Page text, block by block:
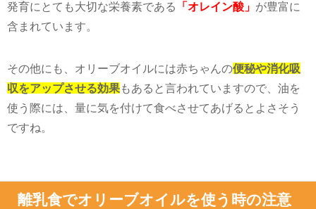
発育にとても大切な栄養素である
「オレイン酸」 が豊富に
含まれています。
その他にも、オリーブオイルには赤ちゃんの便秘や消化吸
収をアップさせる効果もあると言われていますので、油を
使う際には、量に気を付けて食べさせてあげるとよさそう
ですね。
離乳食でオリーブオイルを使う時の注意